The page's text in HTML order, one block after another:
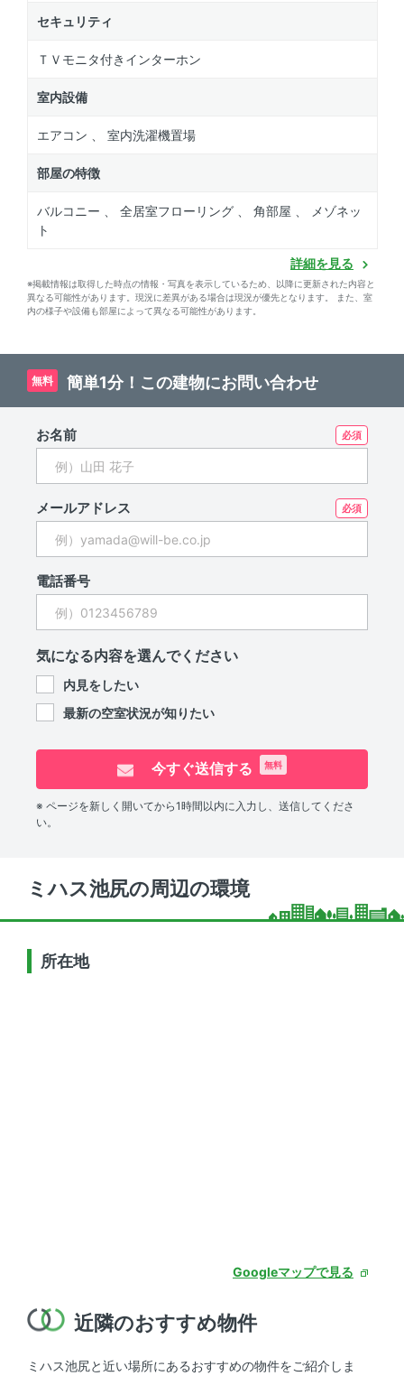
セキュリティ
ＴＶモニタ付きインターホン
室内設備
エアコン 、 室内洗濯機置場
部屋の特徴
バルコニー 、 全居室フローリング 、 角部屋 、 メゾネッ
ト
詳細を見る
※掲載情報は取得した時点の情報・写真を表示しているため、以降に更新された内容と
異なる可能性があります。現況に差異がある場合は現況が優先となります。 また、室
内の様子や設備も部屋によって異なる可能性があります。
無料 簡単1分！この建物にお問い合わせ
お名前
メールアドレス
電話番号
気になる内容を選んでください
内見をしたい
最新の空室状況が知りたい
今すぐ送信する 無料
※ ページを新しく開いてから1時間以内に入力し、送信してくださ
い。
ミハス池尻の周辺の環境
所在地
Googleマップで見る
近隣のおすすめ物件
ミハス池尻と近い場所にあるおすすめの物件をご紹介しま